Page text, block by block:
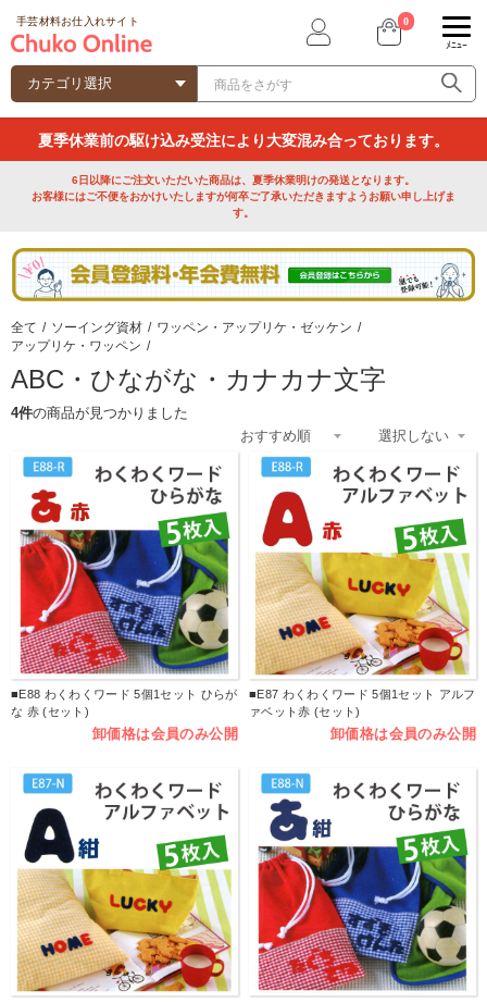
手芸材料お仕入れサイト 0
ﾒﾆｭｰ
夏季休業前の駆け込み受注により大変混み合っております。
6日以降にご注文いただいた商品は、夏季休業明けの発送となります。
お客様にはご不便をおかけいたしますが何卒ご了承いただきますようお願い申し上げま
す。
全て / ソーイング資材 / ワッペン・アップリケ・ゼッケン /
アップリケ・ワッペン /
ABC・ひながな・カナカナ文字
4件の商品が見つかりました
■E88 わくわくワード 5個1セット ひらが
な 赤 (セット)
卸価格は会員のみ公開
■E87 わくわくワード 5個1セット アルフ
ァベット赤 (セット)
卸価格は会員のみ公開